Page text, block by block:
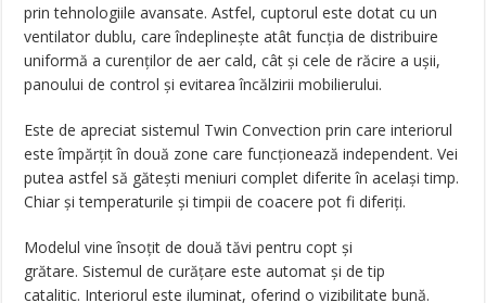
prin tehnologiile avansate. Astfel, cuptorul este dotat cu un
ventilator dublu, care îndeplinește atât funcția de distribuire
uniformă a curenților de aer cald, cât și cele de răcire a ușii,
panoului de control și evitarea încălzirii mobilierului.
Este de apreciat sistemul Twin Convection prin care interiorul
este împărțit în două zone care funcționează independent. Vei
putea astfel să gătești meniuri complet diferite în același timp.
Chiar și temperaturile și timpii de coacere pot fi diferiți.
Modelul vine însoțit de două tăvi pentru copt și
grătare. Sistemul de curățare este automat și de tip
catalitic. Interiorul este iluminat, oferind o vizibilitate bună.